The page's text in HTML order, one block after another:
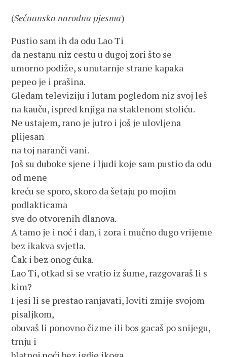
(Sečuanska narodna pjesma)
Pustio sam ih da odu Lao Ti
da nestanu niz cestu u dugoj zori što se
umorno podiže, s unutarnje strane kapaka
pepeo je i prašina.
Gledam televiziju i lutam pogledom niz svoj leš
na kauču, ispred knjiga na staklenom stoliću.
Ne ustajem, rano je jutro i još je ulovljena
plijesan
na toj naranči vani.
Još su duboke sjene i ljudi koje sam pustio da odu
od mene
kreću se sporo, skoro da šetaju po mojim
podlakticama
sve do otvorenih dlanova.
A tamo je i noć i dan, i zora i mučno dugo vrijeme
bez ikakva svjetla.
Čak i bez onog ćuka.
Lao Ti, otkad si se vratio iz šume, razgovaraš li s
kim?
I jesi li se prestao ranjavati, loviti zmije svojom
pisaljkom,
obuvaš li ponovno čizme ili bos gacaš po snijegu,
trnju i